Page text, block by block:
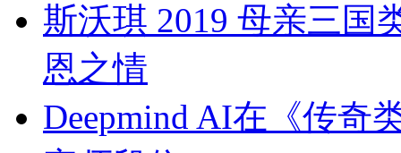
斯沃琪 2019 母亲三国
恩之情
Deepmind AI在《传奇